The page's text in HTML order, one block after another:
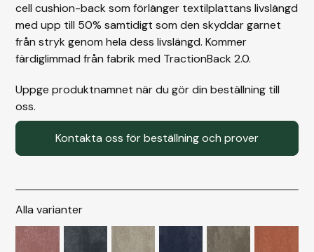
cell cushion-back som förlänger textilplattans livslängd
med upp till 50% samtidigt som den skyddar garnet
från stryk genom hela dess livslängd. Kommer
färdiglimmad från fabrik med TractionBack 2.0.
Uppge produktnamnet när du gör din beställning till
oss.
Kontakta oss för beställning och prover
Alla varianter